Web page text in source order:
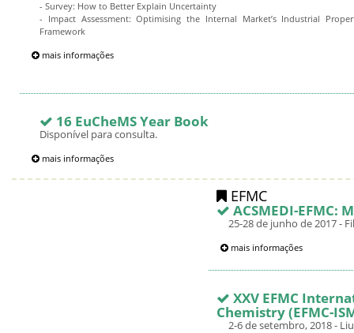
- Survey: How to Better Explain Uncertainty
- Impact Assessment: Optimising the Internal Market’s Industrial
Framework
mais informações
16 EuCheMS Year Book
Disponível para consulta.
mais informações
EFMC
ACSMEDI-EFMC:
25-28 de junho de 2017 -
mais informações
XXV EFMC
Chemistry (EFMC-
2-6 de setembro, 2018 -